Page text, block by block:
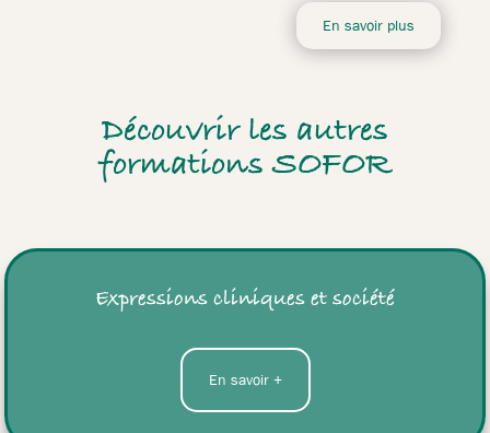
En savoir plus
Découvrir les autres
formations SOFOR
Expressions cliniques et société
En savoir +